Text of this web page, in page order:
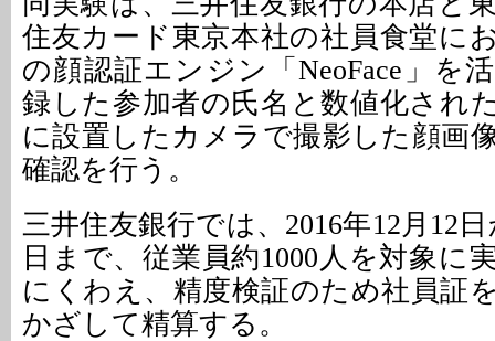
住友カード東京本社の社員食堂に
の顔認証エンジン「NeoFace」を
録した参加者の氏名と数値化され
に設置したカメラで撮影した顔画
確認を行う。
三井住友銀行では、2016年12月12
日まで、従業員約1000人を対象に
にくわえ、精度検証のため社員証
かざして精算する。